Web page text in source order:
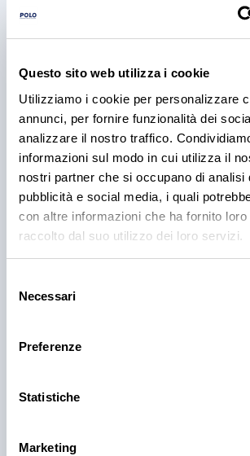
Questo sito web utilizza i cookie
Utilizziamo i cookie per personalizzare
annunci, per fornire funzionalità dei
analizzare il nostro traffico.
informazioni sul modo in cui utilizza il
nostri partner che si occupano di analisi
pubblicità e social media, i quali
con altre informazioni che ha fornito loro
raccolto dal suo utilizzo dei loro servizi.
delNecessari
Preferenze
Statistiche
Marketing
PRODOTTI
Cantina Valle Isarco:
responsabilità e
territorio
bianchi di questa cantina sono tra i
dell'Alto Adige grazie all'altissima
30 lug 2026